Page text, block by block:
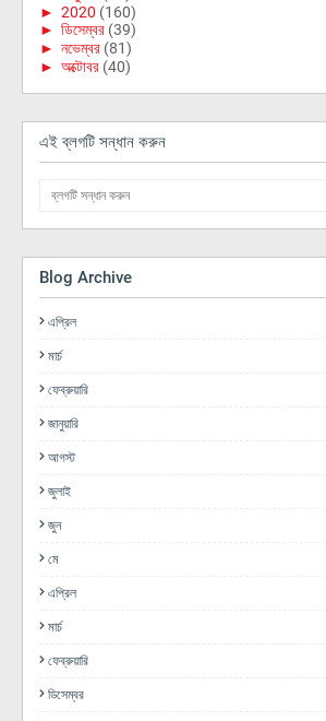
► 2020 (160)
► ডিসেম্বর (39)
► নভেম্বর (81)
► অক্টোবর (40)
এই ব্লগটি সন্ধান করুন
Blog Archive
এপ্রিল
মার্চ
ফেব্রুয়ারি
জানুয়ারি
আগস্ট
জুলাই
জুন
মে
এপ্রিল
মার্চ
ফেব্রুয়ারি
ডিসেম্বর